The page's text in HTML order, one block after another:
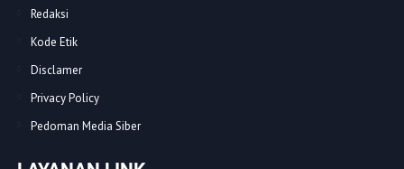
Redaksi
Kode Etik
Disclamer
Privacy Policy
Pedoman Media Siber